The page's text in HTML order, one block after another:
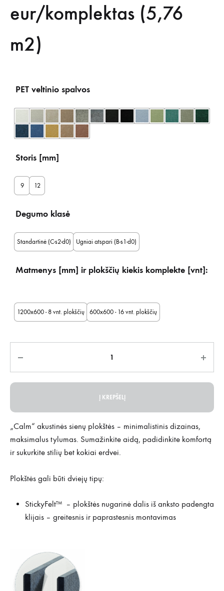
range:
354.00
eur/komplektas (5,76
m2)
PET veltinio spalvos
Storis [mm]
9 12
Degumo klasė
Standartinė (C-s2-d0) Ugniai atspari (B-s1-d0)
Matmenys [mm] ir plokščių kiekis komplekte [vnt]:
1200x600 - 8 vnt. plokščių 600x600 - 16 vnt. plokščių
Į KREPŠELĮ
„Calm“ akustinės sienų plokštės – minimalistinis dizainas,
maksimalus tylumas. Sumažinkite aidą, padidinkite komfortą
ir sukurkite stilių bet kokiai erdvei.
Plokštės gali būti dviejų tipų:
StickyFelt™ – plokštės nugarinė dalis iš anksto padengta
klijais – greitesnis ir paprastesnis montavimas